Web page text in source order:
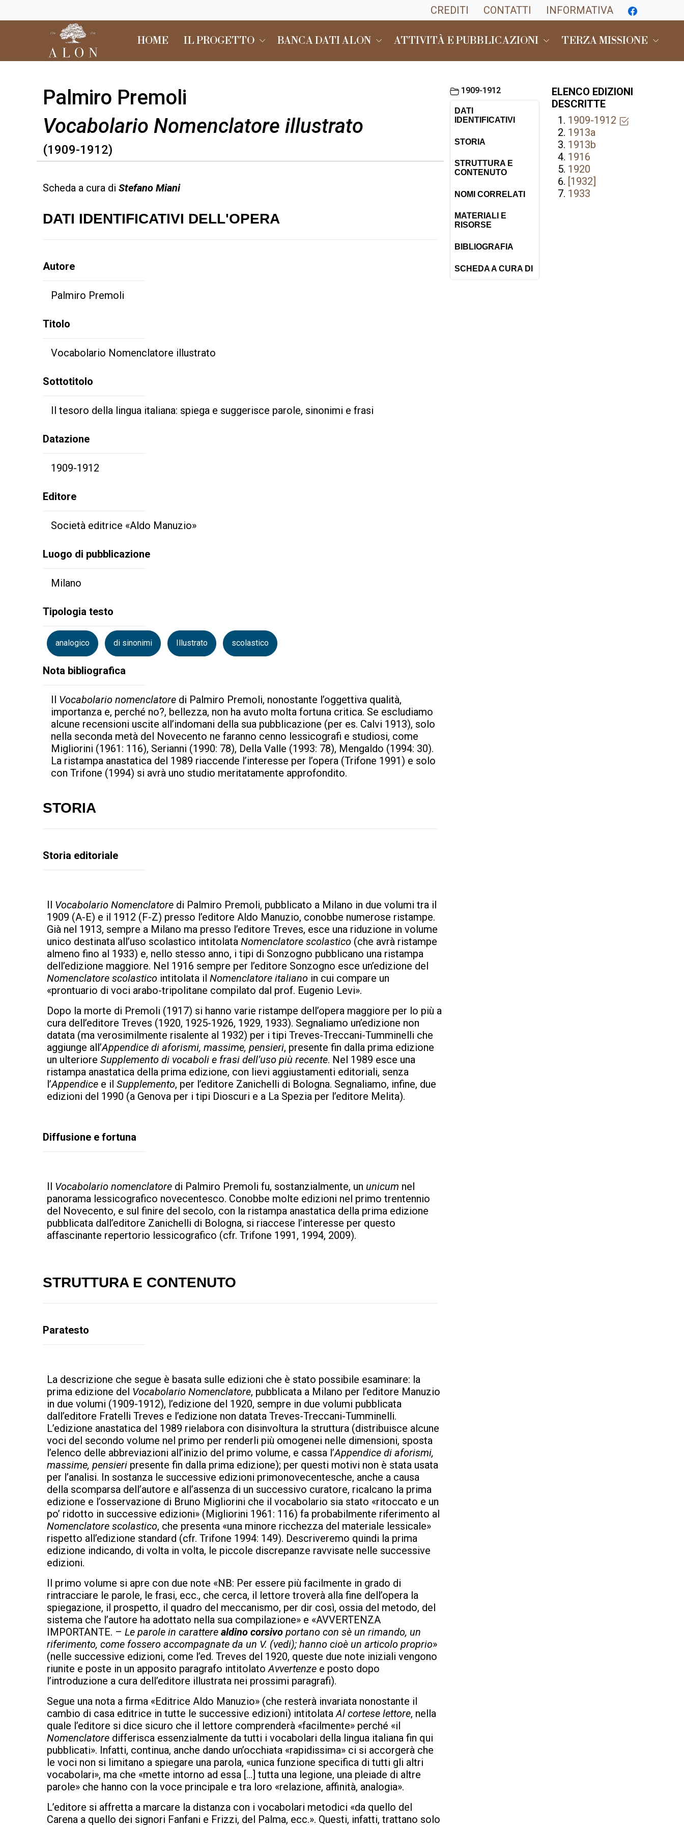
CREDITI CONTATTI INFORMATIVA
HOME IL PROGETTO BANCA DATI ALON ATTIVITÀ E PUBBLICAZIONI TERZA MISSIONE
Palmiro Premoli
Vocabolario Nomenclatore illustrato
(1909-1912)
Scheda a cura di Stefano Miani
DATI IDENTIFICATIVI DELL'OPERA
Autore
Palmiro Premoli
Titolo
Vocabolario Nomenclatore illustrato
Sottotitolo
Il tesoro della lingua italiana: spiega e suggerisce parole, sinonimi e frasi
Datazione
1909-1912
Editore
Società editrice «Aldo Manuzio»
Luogo di pubblicazione
Milano
Tipologia testo
analogico di sinonimi Illustrato scolastico
Nota bibliografica
Il Vocabolario nomenclatore di Palmiro Premoli, nonostante l’oggettiva qualità,
importanza e, perché no?, bellezza, non ha avuto molta fortuna critica. Se escludiamo
alcune recensioni uscite all’indomani della sua pubblicazione (per es. Calvi 1913), solo
nella seconda metà del Novecento ne faranno cenno lessicografi e studiosi, come
Migliorini (1961: 116), Serianni (1990: 78), Della Valle (1993: 78), Mengaldo (1994: 30).
La ristampa anastatica del 1989 riaccende l’interesse per l’opera (Trifone 1991) e solo
con Trifone (1994) si avrà uno studio meritatamente approfondito.
STORIA
Storia editoriale
Il Vocabolario Nomenclatore di Palmiro Premoli, pubblicato a Milano in due volumi tra il
1909 (A-E) e il 1912 (F-Z) presso l’editore Aldo Manuzio, conobbe numerose ristampe.
Già nel 1913, sempre a Milano ma presso l’editore Treves, esce una riduzione in volume
unico destinata all’uso scolastico intitolata Nomenclatore scolastico (che avrà ristampe
almeno fino al 1933) e, nello stesso anno, i tipi di Sonzogno pubblicano una ristampa
dell’edizione maggiore. Nel 1916 sempre per l’editore Sonzogno esce un’edizione del
Nomenclatore scolastico intitolata il Nomenclatore italiano in cui compare un
«prontuario di voci arabo-tripolitane compilato dal prof. Eugenio Levi».
Dopo la morte di Premoli (1917) si hanno varie ristampe dell’opera maggiore per lo più a
cura dell’editore Treves (1920, 1925-1926, 1929, 1933). Segnaliamo un’edizione non
datata (ma verosimilmente risalente al 1932) per i tipi Treves-Treccani-Tumminelli che
aggiunge all’Appendice di aforismi, massime, pensieri, presente fin dalla prima edizione
un ulteriore Supplemento di vocaboli e frasi dell’uso più recente. Nel 1989 esce una
ristampa anastatica della prima edizione, con lievi aggiustamenti editoriali, senza
l’Appendice e il Supplemento, per l’editore Zanichelli di Bologna. Segnaliamo, infine, due
edizioni del 1990 (a Genova per i tipi Dioscuri e a La Spezia per l’editore Melita).
Diffusione e fortuna
Il Vocabolario nomenclatore di Palmiro Premoli fu, sostanzialmente, un unicum nel
panorama lessicografico novecentesco. Conobbe molte edizioni nel primo trentennio
del Novecento, e sul finire del secolo, con la ristampa anastatica della prima edizione
pubblicata dall’editore Zanichelli di Bologna, si riaccese l’interesse per questo
affascinante repertorio lessicografico (cfr. Trifone 1991, 1994, 2009).
STRUTTURA E CONTENUTO
Paratesto
La descrizione che segue è basata sulle edizioni che è stato possibile esaminare: la
prima edizione del Vocabolario Nomenclatore, pubblicata a Milano per l’editore Manuzio
in due volumi (1909-1912), l’edizione del 1920, sempre in due volumi pubblicata
dall’editore Fratelli Treves e l’edizione non datata Treves-Treccani-Tumminelli.
L’edizione anastatica del 1989 rielabora con disinvoltura la struttura (distribuisce alcune
voci del secondo volume nel primo per renderli più omogenei nelle dimensioni, sposta
l’elenco delle abbreviazioni all’inizio del primo volume, e cassa l’Appendice di aforismi,
massime, pensieri presente fin dalla prima edizione); per questi motivi non è stata usata
per l’analisi. In sostanza le successive edizioni primonovecentesche, anche a causa
della scomparsa dell’autore e all’assenza di un successivo curatore, ricalcano la prima
edizione e l’osservazione di Bruno Migliorini che il vocabolario sia stato «ritoccato e un
po’ ridotto in successive edizioni» (Migliorini 1961: 116) fa probabilmente riferimento al
Nomenclatore scolastico, che presenta «una minore ricchezza del materiale lessicale»
rispetto all’edizione standard (cfr. Trifone 1994: 149). Descriveremo quindi la prima
edizione indicando, di volta in volta, le piccole discrepanze ravvisate nelle successive
edizioni.
Il primo volume si apre con due note «NB: Per essere più facilmente in grado di
rintracciare le parole, le frasi, ecc., che cerca, il lettore troverà alla fine dell’opera la
spiegazione, il prospetto, il quadro del meccanismo, per dir così, ossia del metodo, del
sistema che l’autore ha adottato nella sua compilazione» e «AVVERTENZA
IMPORTANTE. – Le parole in carattere aldino corsivo portano con sè un rimando, un
riferimento, come fossero accompagnate da un V. (vedi); hanno cioè un articolo proprio»
(nelle successive edizioni, come l’ed. Treves del 1920, queste due note iniziali vengono
riunite e poste in un apposito paragrafo intitolatoAvvertenze e posto dopo
l’introduzione a cura dell’editore illustrata nei prossimi paragrafi).
Segue una nota a firma «Editrice Aldo Manuzio» (che resterà invariata nonostante il
cambio di casa editrice in tutte le successive edizioni) intitolataAl cortese lettore, nella
quale l’editore si dice sicuro che il lettore comprenderà «facilmente» perché «il
Nomenclatore differisca essenzialmente da tutti i vocabolari della lingua italiana fin qui
pubblicati». Infatti, continua, anche dando un’occhiata «rapidissima» ci si accorgerà che
le voci non si limitano a spiegare una parola, «unica funzione specifica di tutti gli altri
vocabolari», ma che «mette intorno ad essa [...] tutta una legione, una pleiade di altre
parole» che hanno con la voce principale e tra loro «relazione, affinità, analogia».
L’editore si affretta a marcare la distanza con i vocabolari metodici «da quello del
Carena a quello dei signori Fanfani e Frizzi, del Palma, ecc.». Questi, infatti, trattano solo
1909-1912
DATI
IDENTIFICATIVI
STORIA
STRUTTURA E
CONTENUTO
NOMI CORRELATI
MATERIALI E
RISORSE
BIBLIOGRAFIA
SCHEDA A CURA DI
ELENCO EDIZIONI
DESCRITTE
1909-1912
1913a
1913b
1916
1920
[1932]
1933